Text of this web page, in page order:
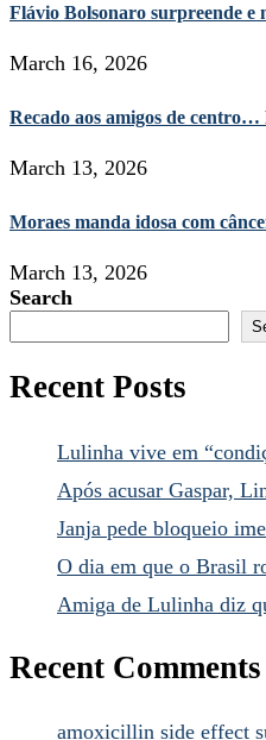
Flávio Bolsonaro surpreende
March 16, 2026
Recado aos amigos de
March 13, 2026
Moraes manda idosa com
March 13, 2026
Search
Recent Posts
Lulinha vive em
Após acusar Gaspar,
Janja pede bloqueio
O dia em que o Brasil
Amiga de Lulinha diz
Recent Comments
amoxicillin side effect